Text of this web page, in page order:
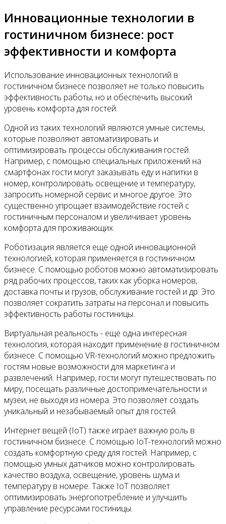
Инновационные технологии в
гостиничном бизнесе: рост
эффективности и комфорта
Использование инновационных технологий в
гостиничном бизнесе позволяет не только повысить
эффективность работы, но и обеспечить высокий
уровень комфорта для гостей.
Одной из таких технологий являются умные системы,
которые позволяют автоматизировать и
оптимизировать процессы обслуживания гостей.
Например, с помощью специальных приложений на
смартфонах гости могут заказывать еду и напитки в
номер, контролировать освещение и температуру,
запросить номерной сервис и многое другое. Это
существенно упрощает взаимодействие гостей с
гостиничным персоналом и увеличивает уровень
комфорта для проживающих.
Роботизация является еще одной инновационной
технологией, которая применяется в гостиничном
бизнесе. С помощью роботов можно автоматизировать
ряд рабочих процессов, таких как уборка номеров,
доставка почты и грузов, обслуживание гостей и др. Это
позволяет сократить затраты на персонал и повысить
эффективность работы гостиницы.
Виртуальная реальность - еще одна интересная
технология, которая находит применение в гостиничном
бизнесе. С помощью VR-технологий можно предложить
гостям новые возможности для маркетинга и
развлечений. Например, гости могут путешествовать по
миру, посещать различные достопримечательности и
музеи, не выходя из номера. Это позволяет создать
уникальный и незабываемый опыт для гостей.
Интернет вещей (IoT) также играет важную роль в
гостиничном бизнесе. С помощью IoT-технологий можно
создать комфортную среду для гостей. Например, с
помощью умных датчиков можно контролировать
качество воздуха, освещение, уровень шума и
температуру в номере. Также IoT позволяет
оптимизировать энергопотребление и улучшить
управление ресурсами гостиницы.